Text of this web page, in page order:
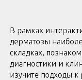
В рамках
дерматозы
складках,
диагностики и
изучите подходы